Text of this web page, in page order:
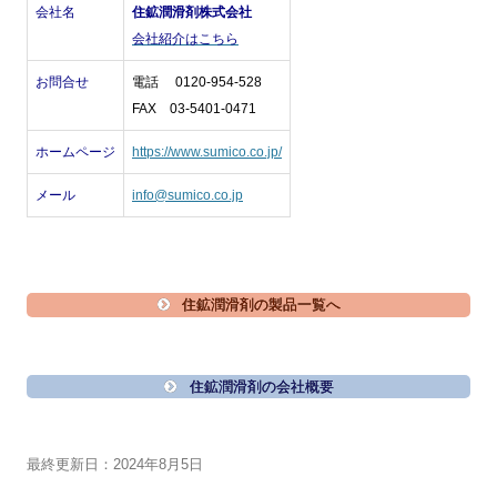
会社名
住鉱潤滑剤株式会社
会社紹介はこちら
お問合せ
電話 0120-954-528
FAX 03-5401-0471
ホームページ https://www.sumico.co.jp/
メール info@sumico.co.jp
住鉱潤滑剤の製品一覧へ
住鉱潤滑剤の会社概要
最終更新日：2024年8月5日